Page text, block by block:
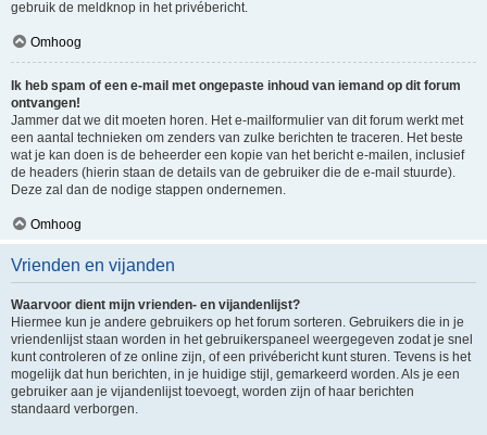
gebruik de meldknop in het privébericht.
Omhoog
Ik heb spam of een e-mail met ongepaste inhoud van iemand op dit forum
ontvangen!
Jammer dat we dit moeten horen. Het e-mailformulier van dit forum werkt met
een aantal technieken om zenders van zulke berichten te traceren. Het beste
wat je kan doen is de beheerder een kopie van het bericht e-mailen, inclusief
de headers (hierin staan de details van de gebruiker die de e-mail stuurde).
Deze zal dan de nodige stappen ondernemen.
Omhoog
Vrienden en vijanden
Waarvoor dient mijn vrienden- en vijandenlijst?
Hiermee kun je andere gebruikers op het forum sorteren. Gebruikers die in je
vriendenlijst staan worden in het gebruikerspaneel weergegeven zodat je snel
kunt controleren of ze online zijn, of een privébericht kunt sturen. Tevens is het
mogelijk dat hun berichten, in je huidige stijl, gemarkeerd worden. Als je een
gebruiker aan je vijandenlijst toevoegt, worden zijn of haar berichten
standaard verborgen.